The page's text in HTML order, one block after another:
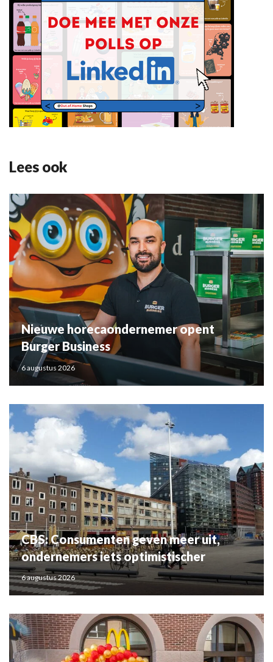
Lees ook
Nieuwe horecaondernemer opent
Burger Business
6 augustus 2026
CBS: Consumenten geven meer uit,
ondernemers iets optimistischer
6 augustus 2026